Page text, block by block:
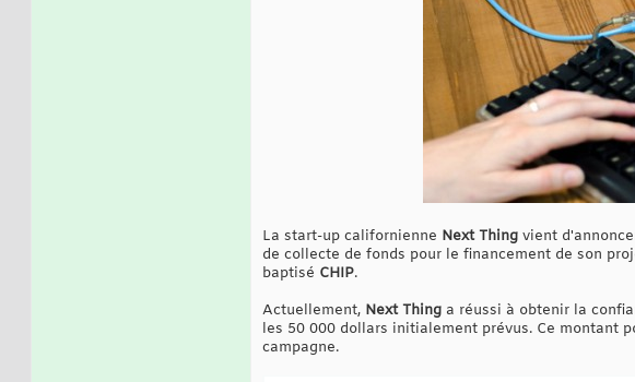
La start-up californienne Next Thing vient
de collecte de fonds pour le financement de son
baptisé CHIP.
Actuellement, Next Thing a réussi à obtenir la
les 50 000 dollars initialement prévus. Ce montant
campagne.